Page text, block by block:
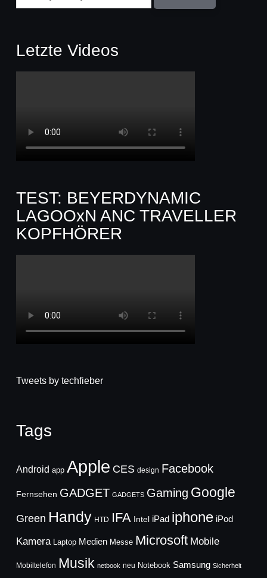
Letzte Videos
TEST: BEYERDYNAMIC
LAGOOxN ANC TRAVELLER
KOPFHÖRER
Tweets by techfieber
Tags
Android app Apple CES design Facebook
Fernsehen GADGET GADGETS Gaming Google
Green Handy HTD IFA Intel iPad iphone iPod
Kamera Laptop Medien Messe Microsoft Mobile
Mobiltelefon Musik netbook neu Notebook Samsung Sicherheit